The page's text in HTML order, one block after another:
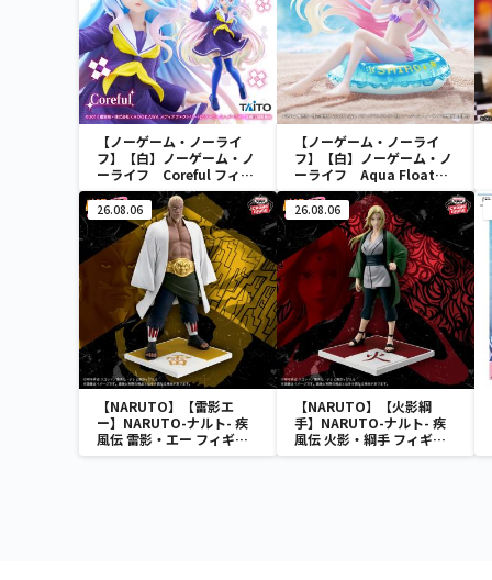
【ノーゲーム・ノーライ
フ】【白】ノーゲーム・ノ
ーライフ Coreful フィギ
ュア 白～猫耳制服ver.～
【ノーゲーム・ノーライ
フ】【白】ノーゲーム・ノ
ーライフ Aqua Float
Girls フィギュア 白
Renewal
26.08.06
【NARUTO】【雷影エ
ー】NARUTO-ナルト- 疾
風伝 雷影・エー フィギュ
ア～五影集結…!!～
26.08.06
【NARUTO】【火影綱
手】NARUTO-ナルト- 疾
風伝 火影・綱手 フィギュ
ア～五影集結…!!～